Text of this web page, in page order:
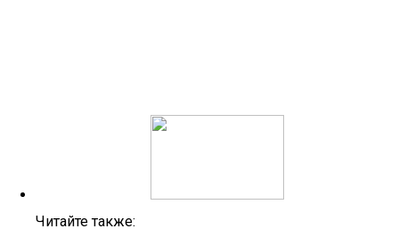
Читайте также: